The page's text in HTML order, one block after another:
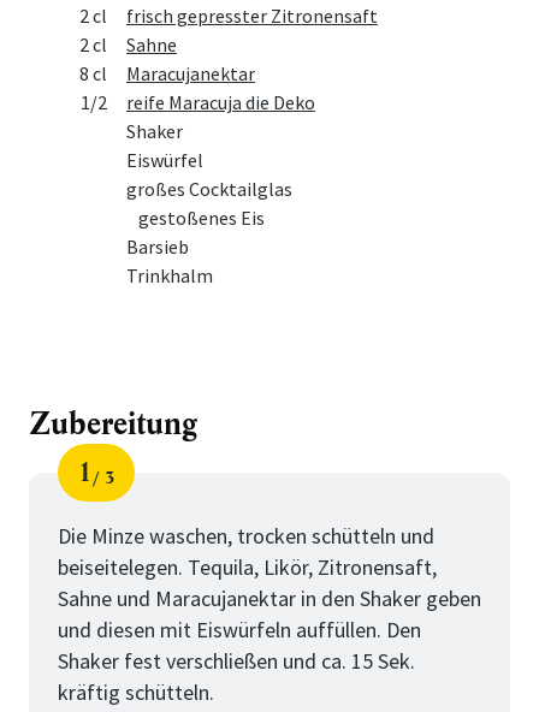
2 cl
frisch gepresster Zitronensaft
2 cl
Sahne
8 cl
Maracujanektar
1/2
reife Maracuja die Deko
Shaker
Eiswürfel
großes Cocktailglas
gestoßenes Eis
Barsieb
Trinkhalm
Zubereitung
Schritt
1
von
3
Die Minze waschen, trocken schütteln und
beiseitelegen. Tequila, Likör, Zitronensaft,
Sahne und Maracujanektar in den Shaker geben
und diesen mit Eiswürfeln auffüllen. Den
Shaker fest verschließen und ca. 15 Sek.
kräftig schütteln.